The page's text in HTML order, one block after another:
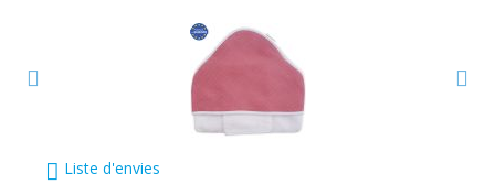
Liste d'envies